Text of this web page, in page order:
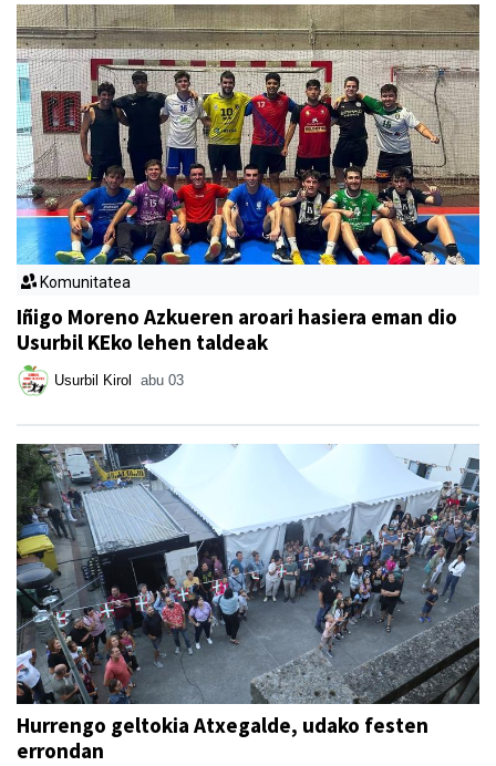
Komunitatea
Iñigo Moreno Azkueren aroari hasiera eman dio
Usurbil KEko lehen taldeak
Usurbil Kirol abu 03
Hurrengo geltokia Atxegalde, udako festen
errondan